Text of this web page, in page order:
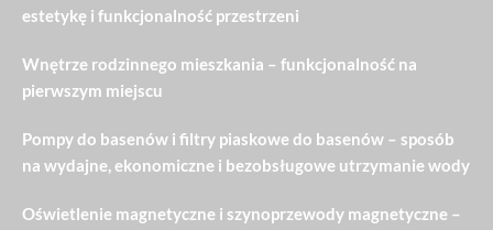
estetykę i funkcjonalność przestrzeni
Wnętrze rodzinnego mieszkania – funkcjonalność na
pierwszym miejscu
Pompy do basenów i filtry piaskowe do basenów – sposób
na wydajne, ekonomiczne i bezobsługowe utrzymanie wody
Oświetlenie magnetyczne i szynoprzewody magnetyczne –